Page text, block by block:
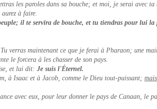
les paroles dans sa bouche; et moi, je serai avec ta
à faire.
il te servira de bouche, et tu tiendras pour lui la
verras maintenant ce que je ferai à Pharaon; une
le forcera à les chasser de son pays.
et lui dit: Je suis l'Éternel.
à Isaac et à Jacob, comme le Dieu tout-puissant;
avec eux, pour leur donner le pays de Canaan, le